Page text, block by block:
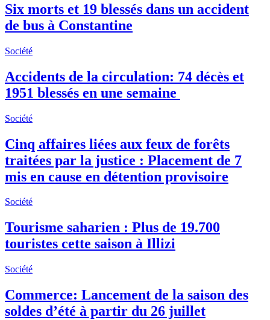
Six morts et 19 blessés dans un accident
de bus à Constantine
Société
Accidents de la circulation: 74 décès et
1951 blessés en une semaine
Société
Cinq affaires liées aux feux de forêts
traitées par la justice : Placement de 7
mis en cause en détention provisoire
Société
Tourisme saharien : Plus de 19.700
touristes cette saison à Illizi
Société
Commerce: Lancement de la saison des
soldes d’été à partir du 26 juillet